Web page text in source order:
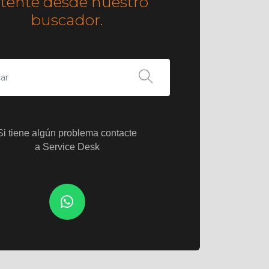
buscador.
tiene algún problema contacte
a Service Desk